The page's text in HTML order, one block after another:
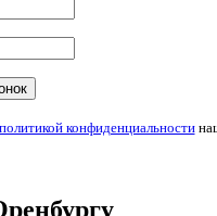
политикой конфиденциальности